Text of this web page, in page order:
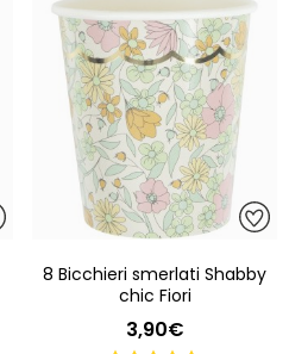
8 Bicchieri smerlati Shabby
chic Fiori
3,90€